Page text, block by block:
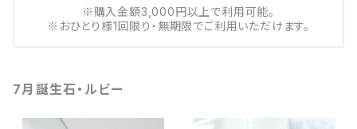
※購入金額3,000円以上で利用可能。
※おひとり様1回限り・無期限でご利用いただけます。
7月誕生石・ルビー